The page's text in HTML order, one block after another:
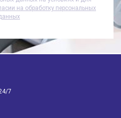
на обработку персональных
7